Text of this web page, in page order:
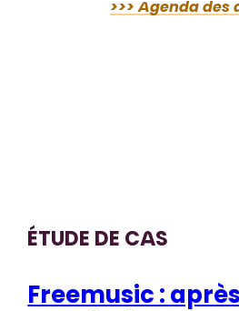
>>> Agenda des
ÉTUDE DE CAS
Freemusic :